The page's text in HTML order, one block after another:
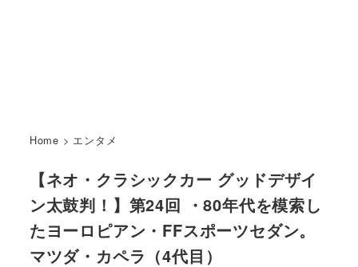
Home > エンタメ
【ネオ・クラシックカー グッドデザイ
ン太鼓判！】第24回 ・80年代を模索し
たヨーロピアン・FFスポーツセダン。
マツダ・カペラ（4代目）